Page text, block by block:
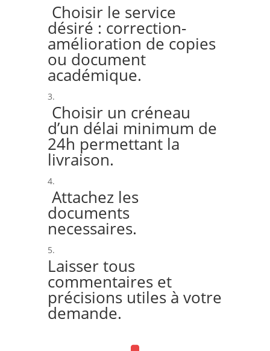
Choisir le service
désiré : correction-
amélioration de copies
ou document
académique.
Choisir un créneau
d’un délai minimum de
24h permettant la
livraison.
Attachez les
documents
necessaires.
Laisser tous
commentaires et
précisions utiles à votre
demande.